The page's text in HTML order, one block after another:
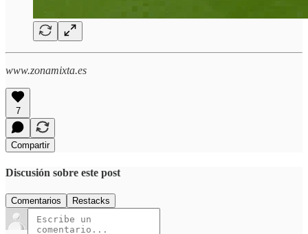
www.zonamixta.es
7
Compartir
Discusión sobre este post
Comentarios Restacks